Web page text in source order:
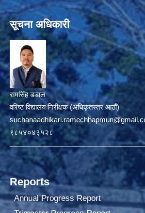
सूचना अधिकारी
रामसिंह डडाल
वरिष्ठ विद्यालय निरीक्षक (अधिकृतस्तर आठौं)
९८५४०४३५२८
Reports
Annual Progress Report